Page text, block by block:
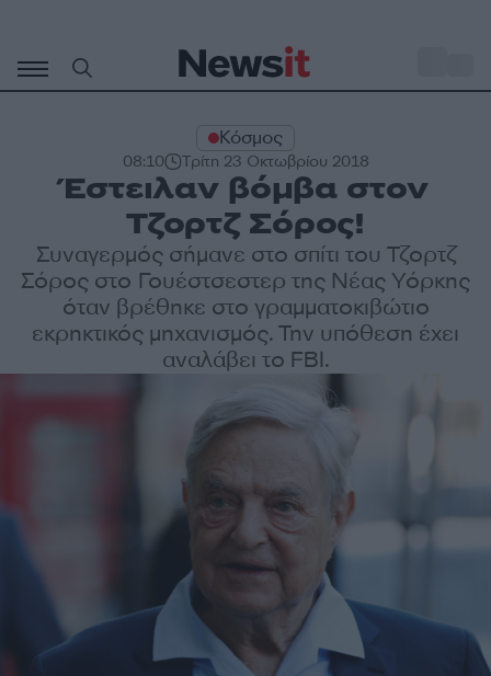
περιεχόμενο
Κόσμος
08:10 Τρίτη 23 Οκτωβρίου 2018
Έστειλαν βόμβα στον
Τζορτζ Σόρος!
Συναγερμός σήμανε στο σπίτι του Τζορτζ
Σόρος στο Γουέστσεστερ της Νέας Υόρκης
όταν βρέθηκε στο γραμματοκιβώτιο
εκρηκτικός μηχανισμός. Την υπόθεση έχει
αναλάβει το FBI.